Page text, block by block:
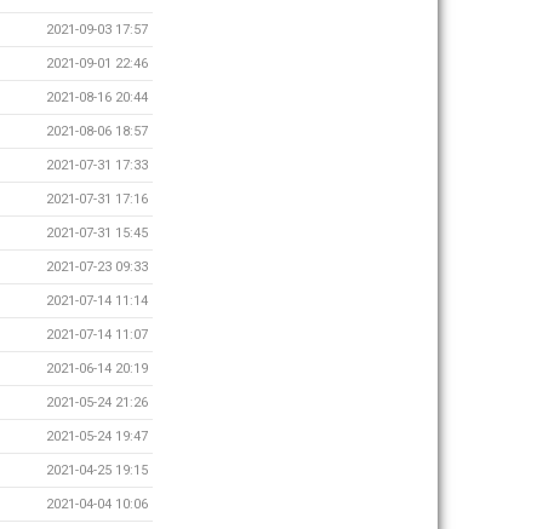
2021-09-03 17:57
2021-09-01 22:46
2021-08-16 20:44
2021-08-06 18:57
2021-07-31 17:33
2021-07-31 17:16
2021-07-31 15:45
2021-07-23 09:33
2021-07-14 11:14
2021-07-14 11:07
2021-06-14 20:19
2021-05-24 21:26
2021-05-24 19:47
2021-04-25 19:15
2021-04-04 10:06